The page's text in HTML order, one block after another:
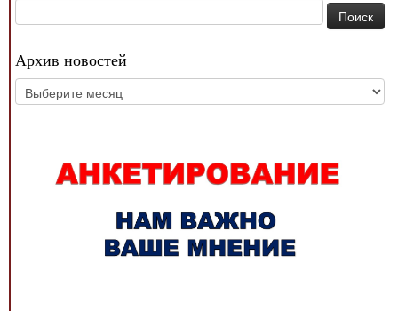
Архив новостей
Архив
новостей